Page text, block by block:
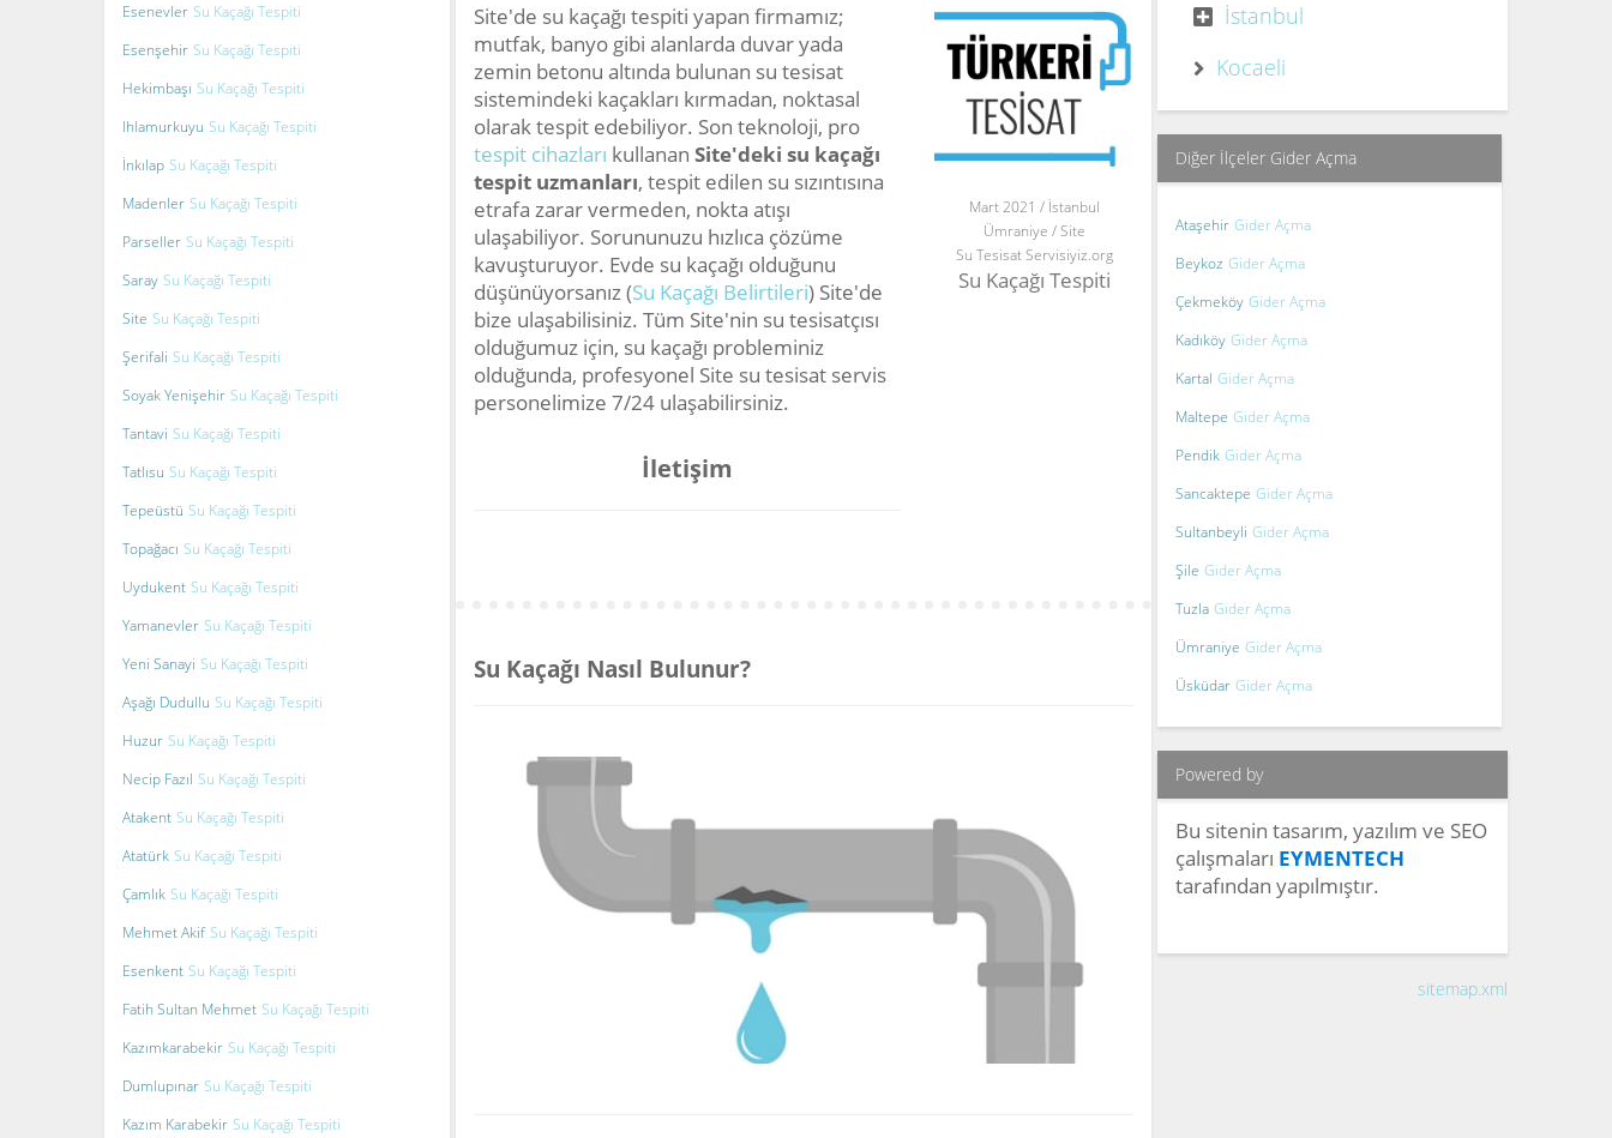
Site'de su kaçağı tespiti yapan firmamız;
mutfak, banyo gibi alanlarda duvar yada
zemin betonu altında bulunan su tesisat
sistemindeki kaçakları kırmadan, noktasal
olarak tespit edebiliyor. Son teknoloji, pro
tespit cihazları kullanan Site'deki su kaçağı
tespit uzmanları, tespit edilen su sızıntısına
etrafa zarar vermeden, nokta atışı
ulaşabiliyor. Sorununuzu hızlıca çözüme
kavuşturuyor. Evde su kaçağı olduğunu
düşünüyorsanız (Su Kaçağı Belirtileri) Site'de
bize ulaşabilisiniz. Tüm Site'nin su tesisatçısı
olduğumuz için, su kaçağı probleminiz
olduğunda, profesyonel Site su tesisat servis
personelimize 7/24 ulaşabilirsiniz.
İletişim
Mart 2021 / İstanbul
Ümraniye / Site
Su Tesisat Servisiyiz.org
Su Kaçağı Tespiti
Su Kaçağı Nasıl Bulunur?
Esenevler Su Kaçağı Tespiti
Esenşehir Su Kaçağı Tespiti
Hekimbaşı Su Kaçağı Tespiti
Ihlamurkuyu Su Kaçağı Tespiti
İnkılap Su Kaçağı Tespiti
Madenler Su Kaçağı Tespiti
Parseller Su Kaçağı Tespiti
Saray Su Kaçağı Tespiti
Site Su Kaçağı Tespiti
Şerifali Su Kaçağı Tespiti
Soyak Yenişehir Su Kaçağı Tespiti
Tantavi Su Kaçağı Tespiti
Tatlısu Su Kaçağı Tespiti
Tepeüstü Su Kaçağı Tespiti
Topağacı Su Kaçağı Tespiti
Uydukent Su Kaçağı Tespiti
Yamanevler Su Kaçağı Tespiti
Yeni Sanayi Su Kaçağı Tespiti
Aşağı Dudullu Su Kaçağı Tespiti
Huzur Su Kaçağı Tespiti
Necip Fazıl Su Kaçağı Tespiti
Atakent Su Kaçağı Tespiti
Atatürk Su Kaçağı Tespiti
Çamlık Su Kaçağı Tespiti
Mehmet Akif Su Kaçağı Tespiti
Esenkent Su Kaçağı Tespiti
Fatih Sultan Mehmet Su Kaçağı Tespiti
Kazımkarabekir Su Kaçağı Tespiti
Dumlupınar Su Kaçağı Tespiti
Kazım Karabekir Su Kaçağı Tespiti
İstanbul
Kocaeli
Diğer İlçeler Gider Açma
Ataşehir Gider Açma
Beykoz Gider Açma
Çekmeköy Gider Açma
Kadıköy Gider Açma
Kartal Gider Açma
Maltepe Gider Açma
Pendik Gider Açma
Sancaktepe Gider Açma
Sultanbeyli Gider Açma
Şile Gider Açma
Tuzla Gider Açma
Ümraniye Gider Açma
Üsküdar Gider Açma
Powered by
Bu sitenin tasarım, yazılım ve SEO
çalışmaları EYMENTECH
tarafından yapılmıştır.
sitemap.xml